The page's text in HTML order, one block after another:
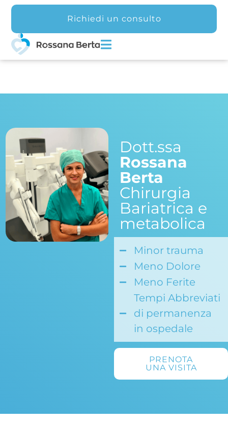
Richiedi un consulto
Dott.ssa
Rossana
Berta
Chirurgia
Bariatrica e
metabolica
Minor trauma
Meno Dolore
Meno Ferite
Tempi Abbreviati
di permanenza
in ospedale
PRENOTA
UNA VISITA